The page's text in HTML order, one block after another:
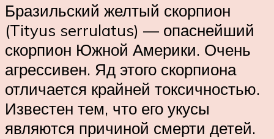
Бразильский желтый скорпион
(Tityus serrulatus) — опаснейший
скорпион Южной Америки. Очень
агрессивен. Яд этого скорпиона
отличается крайней токсичностью.
Известен тем, что его укусы
являются причиной смерти детей.